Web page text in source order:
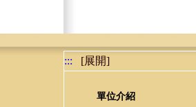
::: [展開]
單位介紹